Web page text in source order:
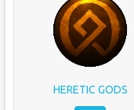
HERETIC GODS